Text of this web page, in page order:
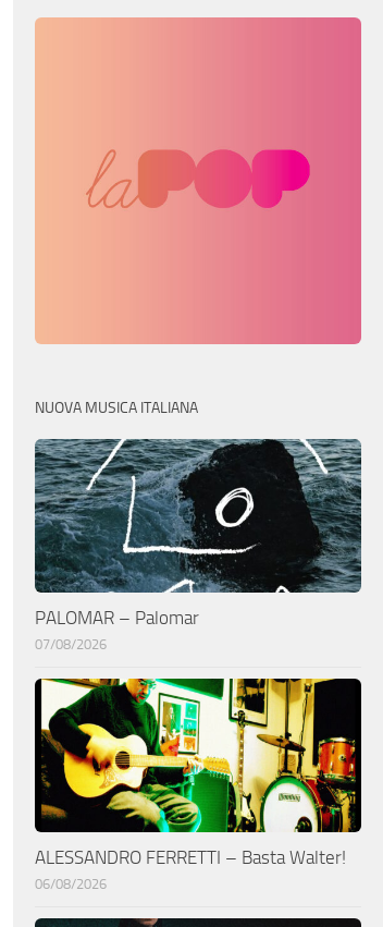
NUOVA MUSICA ITALIANA
PALOMAR – Palomar
07/08/2026
ALESSANDRO FERRETTI – Basta Walter!
06/08/2026